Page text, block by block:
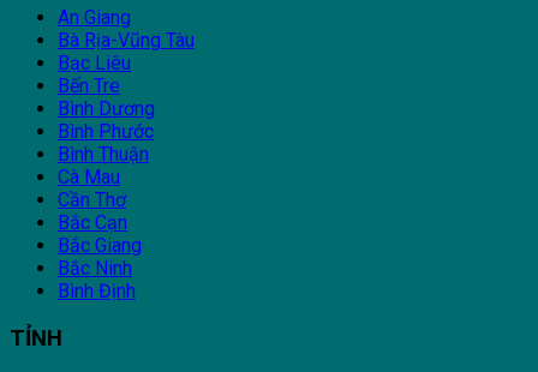
An Giang
Bà Rịa-Vũng Tàu
Bạc Liêu
Bến Tre
Bình Dương
Bình Phước
Bình Thuận
Cà Mau
Cần Thơ
Bắc Cạn
Bắc Giang
Bắc Ninh
Bình Định
TỈNH